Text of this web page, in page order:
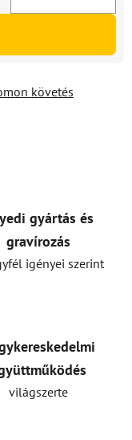
követés
gyártás és
gravírozás
igényei szerint
világszerte